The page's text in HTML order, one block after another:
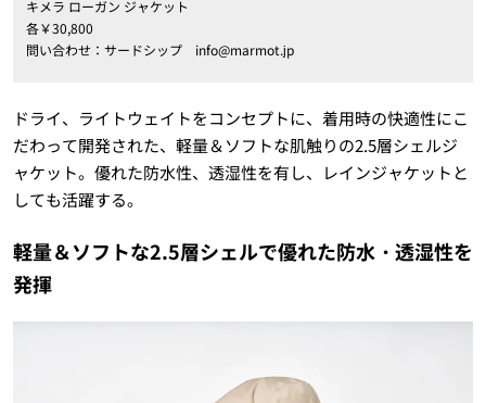
キメラ ローガン ジャケット
各￥30,800
問い合わせ：サードシップ info@marmot.jp
ドライ、ライトウェイトをコンセプトに、着用時の快適性にこ
だわって開発された、軽量＆ソフトな肌触りの2.5層シェルジ
ャケット。優れた防水性、透湿性を有し、レインジャケットと
しても活躍する。
軽量＆ソフトな2.5層シェルで優れた防水・透湿性を
発揮